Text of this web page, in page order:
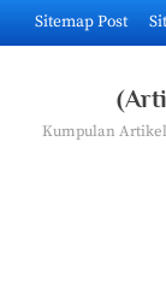
Skip
to
Sitemap Post
Kumpulan